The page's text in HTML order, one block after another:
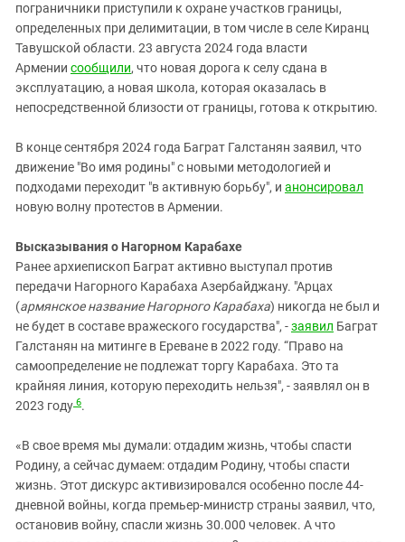
пограничники приступили к охране участков границы,
определенных при делимитации, в том числе в селе Киранц
Тавушской области. 23 августа 2024 года власти
Армении сообщили, что новая дорога к селу сдана в
эксплуатацию, а новая школа, которая оказалась в
непосредственной близости от границы, готова к открытию.
В конце сентября 2024 года Баграт Галстанян заявил, что
движение "Во имя родины" с новыми методологией и
подходами переходит "в активную борьбу", и анонсировал
новую волну протестов в Армении.
Высказывания о Нагорном Карабахе
Ранее архиепископ Баграт активно выступал против
передачи Нагорного Карабаха Азербайджану. "Арцах
(армянское название Нагорного Карабаха) никогда не был и
не будет в составе вражеского государства", -заявил Баграт
Галстанян на митинге в Ереване в 2022 году. “Право на
самоопределение не подлежат торгу Карабаха. Это та
крайняя линия, которую переходить нельзя", - заявлял он в
2023 году 6.
«В свое время мы думали: отдадим жизнь, чтобы спасти
Родину, а сейчас думаем: отдадим Родину, чтобы спасти
жизнь. Этот дискурс активизировался особенно после 44-
дневной войны, когда премьер-министр страны заявил, что,
остановив войну, спасли жизнь 30.000 человек. А что